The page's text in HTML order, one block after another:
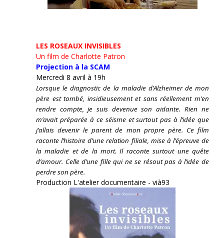
LES ROSEAUX INVISIBLES
Un film de Charlotte Patron
Projection à la SCAM
Mercredi 8 avril à 19h
Lorsque le diagnostic de la maladie d’Alzheimer de mon
père est tombé, insidieusement et sans réellement m’en
rendre compte, je suis devenue son aidante. Rien ne
m’avait préparée à ce séisme et surtout pas à l’idée que
j’allais devenir le parent de mon propre père. Ce film
raconte l’histoire d’une relation filiale, mise à l’épreuve de
la maladie et de la mort. Il raconte surtout une quête
d’amour. Celle d’une fille qui ne se résout pas à l’idée de
perdre son père.
Production L'atelier documentaire - vià93